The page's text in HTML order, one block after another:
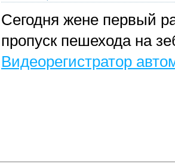
Сегодня жене первый
пропуск пешехода на
Видеорегистратор